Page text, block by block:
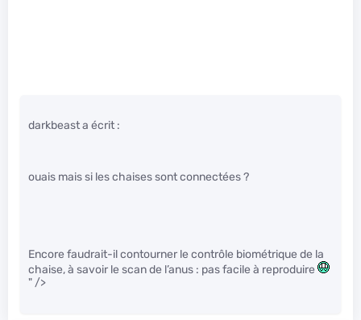
darkbeast a écrit :
ouais mais si les chaises sont connectées ?
Encore faudrait-il contourner le contrôle biométrique de la
chaise, à savoir le scan de l’anus : pas facile à reproduire
" />